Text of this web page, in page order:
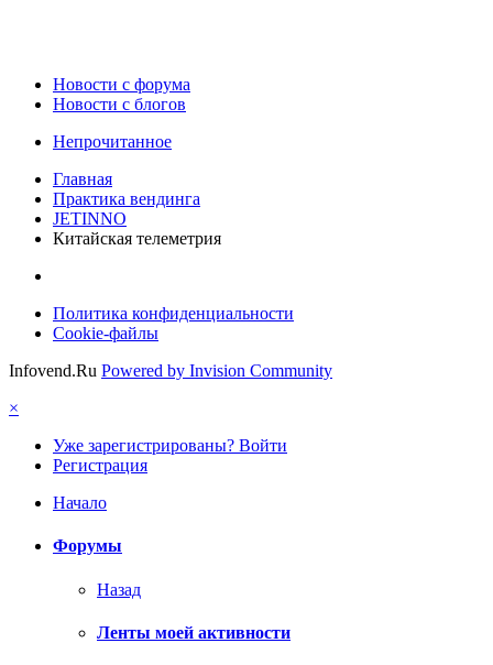
Новости c форума
Новости с блогов
Непрочитанное
Главная
Практика вендинга
JETINNO
Китайская телеметрия
Политика конфиденциальности
Cookie-файлы
Infovend.Ru Powered by Invision Community
×
Уже зарегистрированы? Войти
Регистрация
Начало
Форумы
Назад
Ленты моей активности